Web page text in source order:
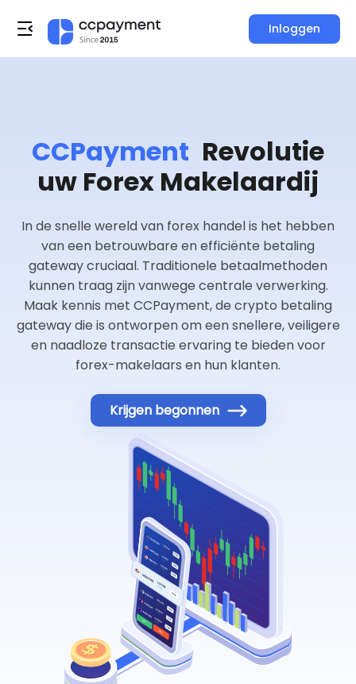
Inloggen
CCPayment Revolutie
uw Forex Makelaardij
In de snelle wereld van forex handel is het hebben
van een betrouwbare en efficiënte betaling
gateway cruciaal. Traditionele betaalmethoden
kunnen traag zijn vanwege centrale verwerking.
Maak kennis met CCPayment, de crypto betaling
gateway die is ontworpen om een ​​snellere, veiligere
en naadloze transactie ervaring te bieden voor
forex-makelaars en hun klanten.
Krijgen begonnen